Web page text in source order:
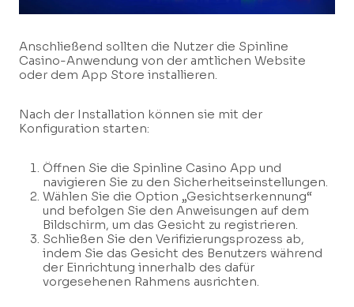
Anschließend sollten die Nutzer die Spinline
Casino-Anwendung von der amtlichen Website
oder dem App Store installieren.
Nach der Installation können sie mit der
Konfiguration starten:
Öffnen Sie die Spinline Casino App und
navigieren Sie zu den Sicherheitseinstellungen.
Wählen Sie die Option „Gesichtserkennung“
und befolgen Sie den Anweisungen auf dem
Bildschirm, um das Gesicht zu registrieren.
Schließen Sie den Verifizierungsprozess ab,
indem Sie das Gesicht des Benutzers während
der Einrichtung innerhalb des dafür
vorgesehenen Rahmens ausrichten.